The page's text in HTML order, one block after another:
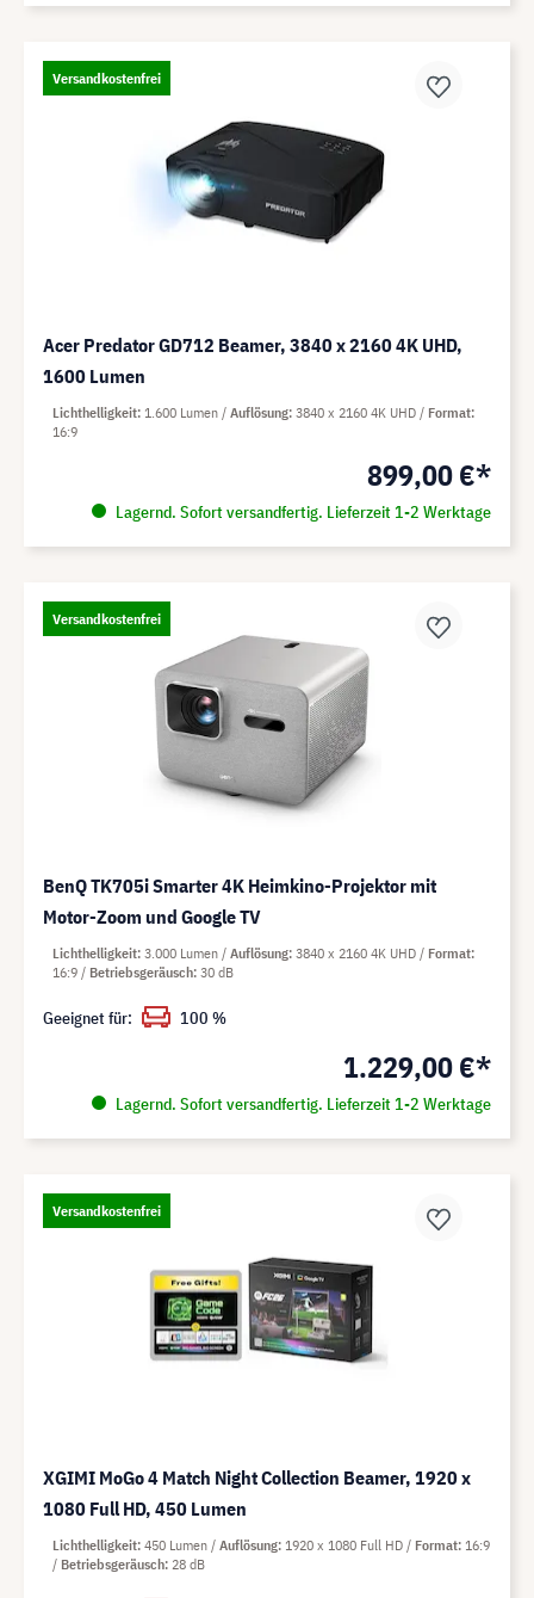
Versandkostenfrei
Acer Predator GD712 Beamer, 3840 x 2160 4K UHD,
1600 Lumen
899,00 €*
Lagernd. Sofort versandfertig. Lieferzeit 1-2 Werktage
Lichthelligkeit 1.600 Lumen Auflösung 3840 x 2160 4K UHD
Format
16:9
Versandkostenfrei
BenQ TK705i Smarter 4K Heimkino-Projektor mit
Motor-Zoom und Google TV
1.229,00 €*
Lagernd. Sofort versandfertig. Lieferzeit 1-2 Werktage
Lichthelligkeit 3.000 Lumen Auflösung 3840 x 2160 4K UHD
Format
16:9
Betriebsgeräusch 30 dB
Geeignet für: 100 %
Versandkostenfrei
XGIMI MoGo 4 Match Night Collection Beamer, 1920 x
1080 Full HD, 450 Lumen
Lichthelligkeit 450 Lumen Auflösung 1920 x 1080 Full HD Format 16:9
Betriebsgeräusch 28 dB